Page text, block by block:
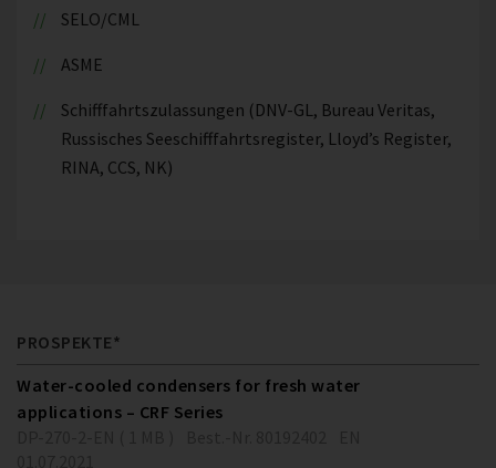
SELO/CML
ASME
Schifffahrtszulassungen (DNV-GL, Bureau Veritas,
Russisches Seeschifffahrtsregister, Lloyd’s Register,
RINA, CCS, NK)
PROSPEKTE*
Water-cooled condensers for fresh water
applications – CRF Series